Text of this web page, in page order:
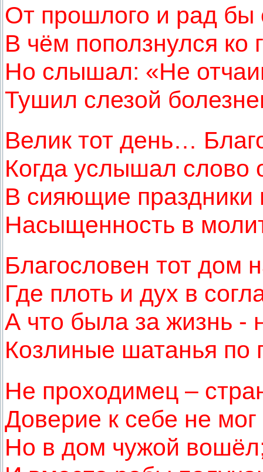
От прошлого и рад бы
В чём поползнулся ко
Но слышал: «Не
Тушил слезой
Велик тот день…
Когда услышал слово
В сияющие праздники
Насыщенность в
Благословен тот дом
Где плоть и дух в
А что была за жизнь -
Козлиные шатанья по
Не проходимец –
Доверие к себе не мог
Но в дом чужой